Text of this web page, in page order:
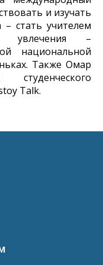
и изучать
стать учителем
увлечения –
национальной
Также Омар
студенческого
Talk.